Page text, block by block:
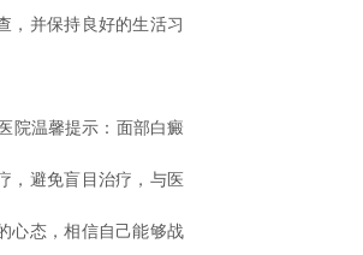
，并保持良好的生活习
院温馨提示：面部白癜
，避免盲目治疗，与医
心态，相信自己能够战